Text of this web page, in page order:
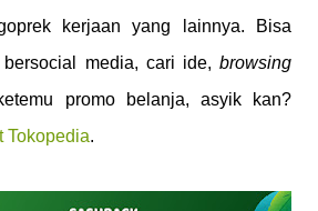
kerjaan yang lainnya. Bisa
bersocial media, cari ide,browsing
promo belanja, asyik kan?
Tokopedia.